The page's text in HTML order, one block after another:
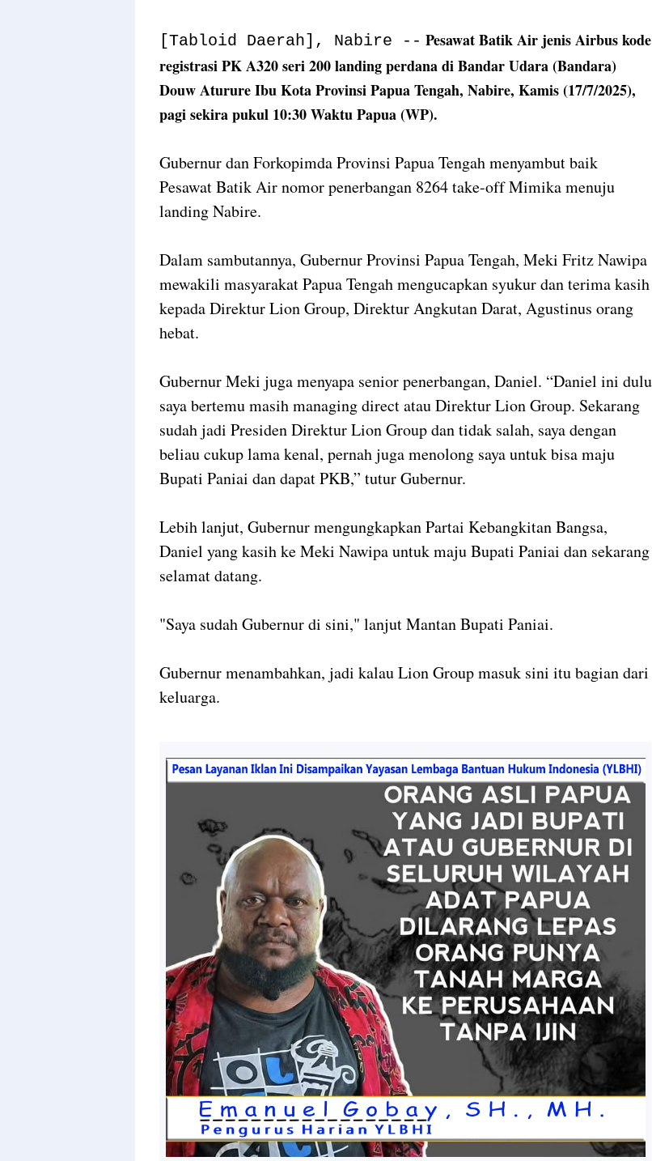
[Tabloid Daerah], Nabire -- Pesawat Batik Air jenis Airbus kode
registrasi PK A320 seri 200 landing perdana di Bandar Udara (Bandara)
Douw Aturure Ibu Kota Provinsi Papua Tengah, Nabire, Kamis (17/7/2025),
pagi sekira pukul 10:30 Waktu Papua (WP).
Gubernur dan Forkopimda Provinsi Papua Tengah menyambut baik
Pesawat Batik Air nomor penerbangan 8264 take-off Mimika menuju
landing Nabire.
Dalam sambutannya, Gubernur Provinsi Papua Tengah, Meki Fritz Nawipa
mewakili masyarakat Papua Tengah mengucapkan syukur dan terima kasih
kepada Direktur Lion Group, Direktur Angkutan Darat, Agustinus orang
hebat.
Gubernur Meki juga menyapa senior penerbangan, Daniel. “Daniel ini dulu
saya bertemu masih managing direct atau Direktur Lion Group. Sekarang
sudah jadi Presiden Direktur Lion Group dan tidak salah, saya dengan
beliau cukup lama kenal, pernah juga menolong saya untuk bisa maju
Bupati Paniai dan dapat PKB,” tutur Gubernur.
Lebih lanjut, Gubernur mengungkapkan Partai Kebangkitan Bangsa,
Daniel yang kasih ke Meki Nawipa untuk maju Bupati Paniai dan sekarang
selamat datang.
"Saya sudah Gubernur di sini," lanjut Mantan Bupati Paniai.
Gubernur menambahkan, jadi kalau Lion Group masuk sini itu bagian dari
keluarga.